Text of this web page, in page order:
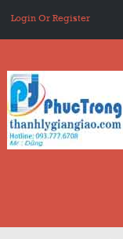
Login Or Register